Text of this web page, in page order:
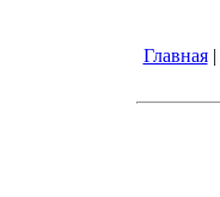
Главная|